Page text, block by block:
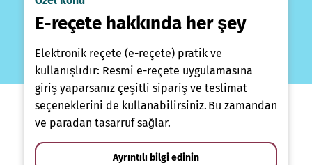
E-reçete hakkında her şey
Elektronik reçete (e-reçete) pratik ve
kullanışlıdır: Resmi e-reçete uygulamasına
giriş yaparsanız çeşitli sipariş ve teslimat
seçeneklerini de kullanabilirsiniz. Bu zamandan
ve paradan tasarruf sağlar.
Ayrıntılı bilgi edinin